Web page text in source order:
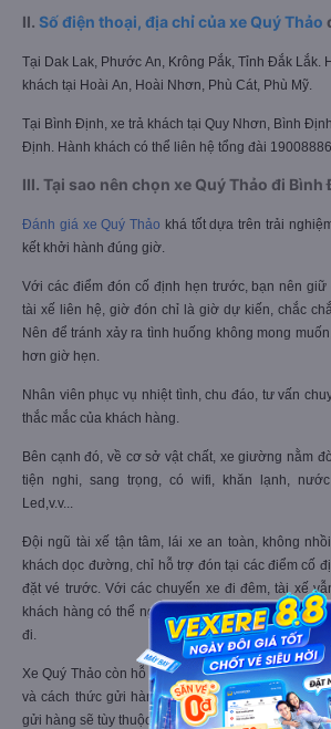
II. Số điện thoại, địa chỉ của xe Quý Thảo
Tại Dak Lak, Phước An, Krông Pắk, Tỉnh Đắk Lắk.
khách tại Hoài An, Hoài Nhơn, Phù Cát, Phù Mỹ.
Tại Bình Định, xe trả khách tại Quy Nhơn, Bình
Định. Hành khách có thể liên hệ tổng đài
III. Tại sao nên chọn xe Quý Thảo đi Bình
Đánh giá xe Quý Thảo khá tốt dựa trên trải
kết khởi hành đúng giờ.
Với các điểm đón cố định hẹn trước, bạn nên
tài xế liên hệ, giờ đón chỉ là giờ dự kiến, chắc
Nên để tránh xảy ra tình huống không mong
hơn giờ hẹn.
Nhân viên phục vụ nhiệt tình, chu đáo, tư vấn
thắc mắc của khách hàng.
Bên cạnh đó, về cơ sở vật chất, xe giường nằm
tiện nghi, sang trọng, có wifi, khăn lạnh,
Led,v.v...
Đội ngũ tài xế tận tâm, lái xe an toàn, không
khách dọc đường, chỉ hỗ trợ đón tại các điểm cố
đặt vé trước. Với các chuyến xe đi đêm, tài xế
khách hàng có thể ngủ hoặc nghỉ ngơi dưỡng
đi.
Xe Quý Thảo còn hỗ trợ gửi hàng tại các đầu văn
và cách thức gửi hàng, bạn cần liên hệ trước tại
gửi hàng sẽ tùy thuộc theo loại hàng và kích thước,